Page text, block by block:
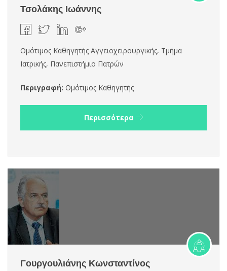
Τσολάκης Ιωάννης
Ομότιμος Καθηγητής Αγγειοχειρουργικής, Τμήμα
Ιατρικής, Πανεπιστήμιο Πατρών
Περιγραφή: Ομότιμος Καθηγητής
Περισσότερα
Γουργουλιάνης Κωνσταντίνος